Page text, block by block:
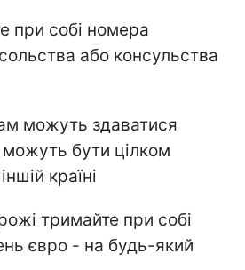
при собі номера
або консульства
можуть здаватися
бути цілком
країні
тримайте при собі
євро - на будь-який